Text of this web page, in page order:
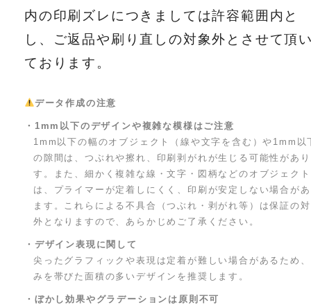
内の印刷ズレにつきましては許容範囲内と
し、ご返品や刷り直しの対象外とさせて頂
ております。
データ作成の注意
・1mm以下のデザインや複雑な模様はご注意
1mm以下の幅のオブジェクト（線や文字を含む）や1mm以
の隙間は、つぶれや擦れ、印刷剥がれが生じる可能性があ
す。また、細かく複雑な線・文字・図柄などのオブジェクト
は、プライマーが定着しにくく、印刷が安定しない場合が
ます。これらによる不具合（つぶれ・剥がれ等）は保証の
外となりますので、あらかじめご了承ください。
・デザイン表現に関して
尖ったグラフィックや表現は定着が難しい場合があるため
みを帯びた面積の多いデザインを推奨します。
・ぼかし効果やグラデーションは原則不可